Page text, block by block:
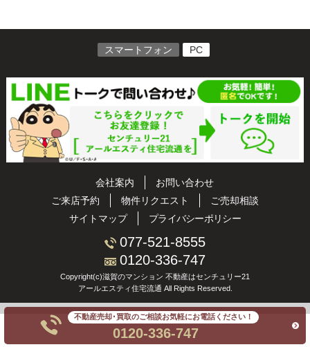
スマートフォン PC
会社案内
お問い合わせ
ご来店予約
物件リクエスト
ご売却相談
サイトマップ
プライバシーポリシー
077-521-8555
0120-336-747
Copyright(c)滋賀のマンション 不動産はセンチュリー21
アールエスティ住宅流通 All Rights Reserved.
不動産売却･買取のご相談お気軽にお電話ください！
0120-336-747